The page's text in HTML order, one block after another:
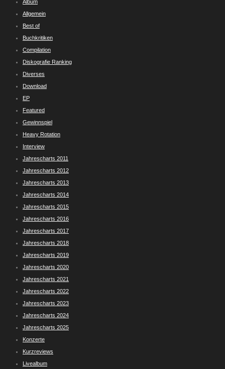
Album
Allgemein
Best of
Buchkritiken
Compilation
Diskografie Ranking
Diverses
Download
EP
Featured
Gewinnspiel
Heavy Rotation
Interview
Jahrescharts 2011
Jahrescharts 2012
Jahrescharts 2013
Jahrescharts 2014
Jahrescharts 2015
Jahrescharts 2016
Jahrescharts 2017
Jahrescharts 2018
Jahrescharts 2019
Jahrescharts 2020
Jahrescharts 2021
Jahrescharts 2022
Jahrescharts 2023
Jahrescharts 2024
Jahrescharts 2025
Konzerte
Kurzreviews
Livealbum